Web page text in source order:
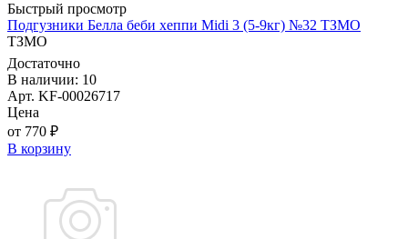
Быстрый просмотр
Подгузники Белла беби хеппи Midi 3 (5-9кг) №32 ТЗМО
ТЗМО
Достаточно
В наличии: 10
Арт. KF-00026717
Цена
от 770 ₽
В корзину